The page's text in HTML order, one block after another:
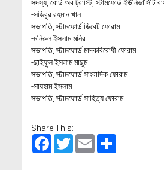
সদস্য, বোর্ড অব ট্রাস্টি, স্টামফোর্ড ইউনিভার্সিটি
-সজিবুর রহমান খান
সভাপতি, স্টামফোর্ড ডিবেট ফোরাম
-মনিরুল ইসলাম মনির
সভাপতি, স্টামফোর্ড মাদকবিরোধী ফোরাম
-ছাইফুল ইসলাম মাছুম
সভাপতি, স্টামফোর্ড সাংবাদিক ফোরাম
-সায়হাম ইসলাম
সভাপতি, স্টামফোর্ড সাহিত্য ফোরাম
Share This:
Facebook
TwitterEmail